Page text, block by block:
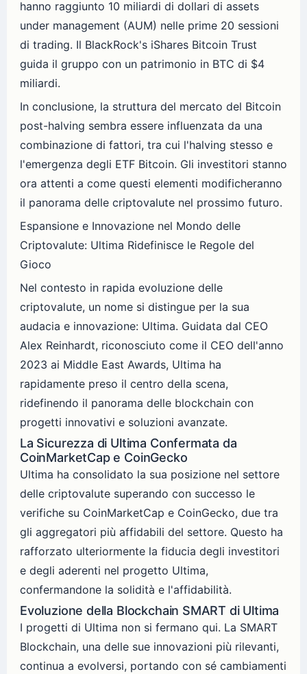
hanno raggiunto 10 miliardi di dollari di assets
under management (AUM) nelle prime 20 sessioni
di trading. Il BlackRock's iShares Bitcoin Trust
guida il gruppo con un patrimonio in BTC di $4
miliardi.
In conclusione, la struttura del mercato del Bitcoin
post-halving sembra essere influenzata da una
combinazione di fattori, tra cui l'halving stesso e
l'emergenza degli ETF Bitcoin. Gli investitori stanno
ora attenti a come questi elementi modificheranno
il panorama delle criptovalute nel prossimo futuro.
Espansione e Innovazione nel Mondo delle
Criptovalute: Ultima Ridefinisce le Regole del
Gioco
Nel contesto in rapida evoluzione delle
criptovalute, un nome si distingue per la sua
audacia e innovazione: Ultima. Guidata dal CEO
Alex Reinhardt, riconosciuto come il CEO dell'anno
2023 ai Middle East Awards, Ultima ha
rapidamente preso il centro della scena,
ridefinendo il panorama delle blockchain con
progetti innovativi e soluzioni avanzate.
La Sicurezza di Ultima Confermata da
CoinMarketCap e CoinGecko
Ultima ha consolidato la sua posizione nel settore
delle criptovalute superando con successo le
verifiche su CoinMarketCap e CoinGecko, due tra
gli aggregatori più affidabili del settore. Questo ha
rafforzato ulteriormente la fiducia degli investitori
e degli aderenti nel progetto Ultima,
confermandone la solidità e l'affidabilità.
Evoluzione della Blockchain SMART di Ultima
I progetti di Ultima non si fermano qui. La SMART
Blockchain, una delle sue innovazioni più rilevanti,
continua a evolversi, portando con sé cambiamenti